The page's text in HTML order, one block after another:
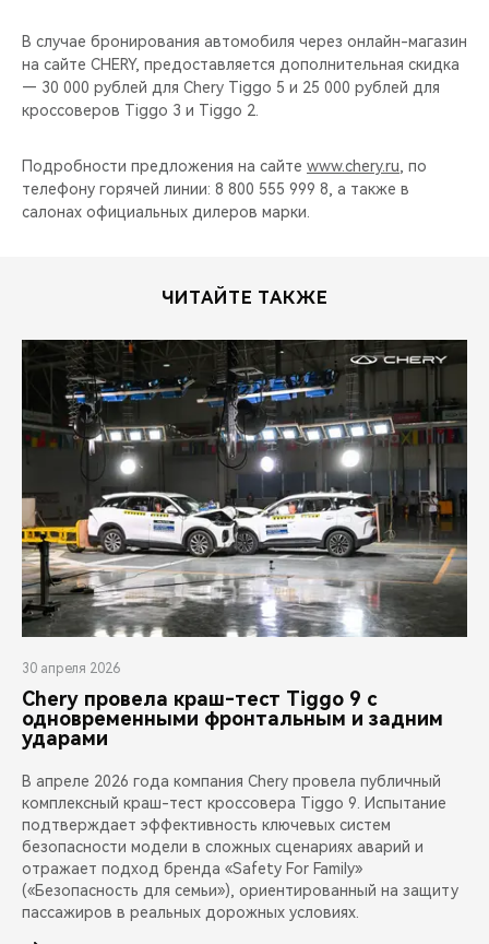
В случае бронирования автомобиля через онлайн-магазин
на сайте CHERY, предоставляется дополнительная скидка
— 30 000 рублей для Chery Tiggo 5 и 25 000 рублей для
кроссоверов Tiggo 3 и Tiggo 2.
Подробности предложения на сайте www.chery.ru , по
телефону горячей линии: 8 800 555 999 8, а также в
салонах официальных дилеров марки.
ЧИТАЙТЕ ТАКЖЕ
30 апреля 2026
Chery провела краш-тест Tiggo 9 с
одновременными фронтальным и задним
ударами
В апреле 2026 года компания Chery провела публичный
комплексный краш-тест кроссовера Tiggo 9. Испытание
подтверждает эффективность ключевых систем
безопасности модели в сложных сценариях аварий и
отражает подход бренда «Safety For Family»
(«Безопасность для семьи»), ориентированный на защиту
пассажиров в реальных дорожных условиях.